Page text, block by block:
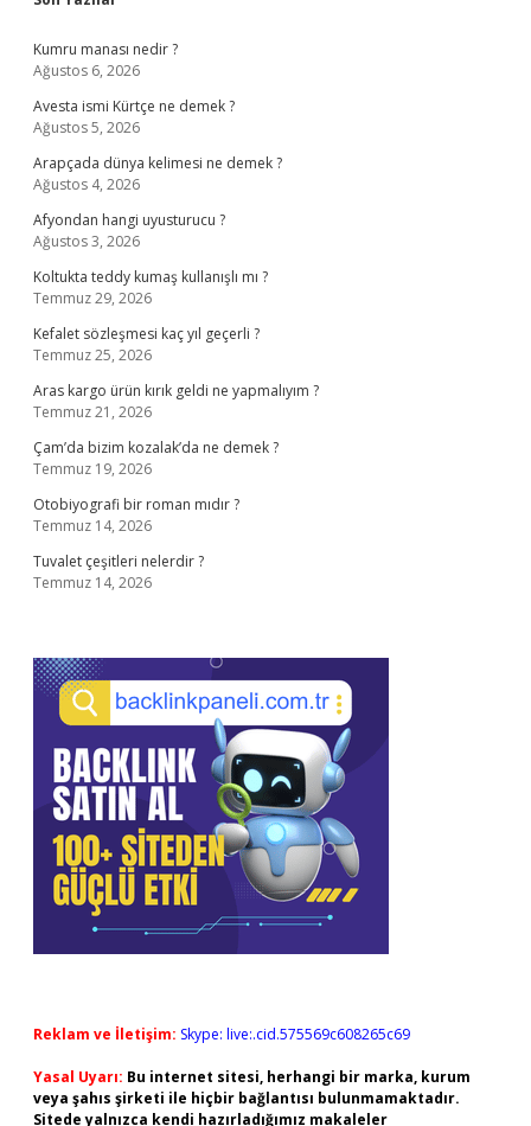
Sidebar
Kumru manası nedir ?
Ağustos 6, 2026
Avesta ismi Kürtçe ne demek ?
Ağustos 5, 2026
Arapçada dünya kelimesi ne demek ?
Ağustos 4, 2026
Afyondan hangi uyusturucu ?
Ağustos 3, 2026
Koltukta teddy kumaş kullanışlı mı ?
Temmuz 29, 2026
Kefalet sözleşmesi kaç yıl geçerli ?
Temmuz 25, 2026
Aras kargo ürün kırık geldi ne yapmalıyım ?
Temmuz 21, 2026
Çam’da bizim kozalak’da ne demek ?
Temmuz 19, 2026
Otobiyografi bir roman mıdır ?
Temmuz 14, 2026
Tuvalet çeşitleri nelerdir ?
Temmuz 14, 2026
Reklam ve İletişim: Skype: live:.cid.575569c608265c69
Yasal Uyarı: Bu internet sitesi, herhangi bir marka, kurum
veya şahıs şirketi ile hiçbir bağlantısı bulunmamaktadır.
Sitede yalnızca kendi hazırladığımız makaleler